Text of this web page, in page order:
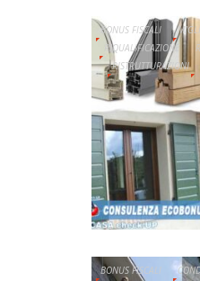
BONUS FISCALI
RIQUALIFICAZIONE
RISTRUTTURAZIONI
BONUS FISCALI